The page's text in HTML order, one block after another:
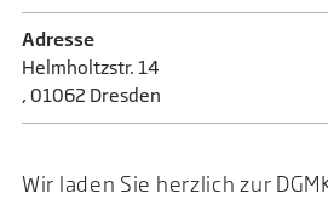
Adresse
Helmholtzstr. 14
, 01062 Dresden
Wir laden Sie herzlich zur